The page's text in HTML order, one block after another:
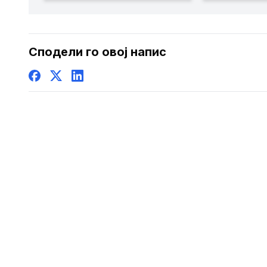
регионот
Сподели го овој напис